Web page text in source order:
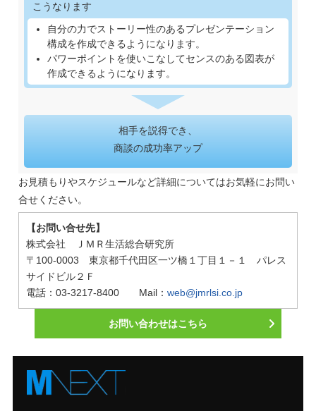
こうなります
自分の力でストーリー性のあるプレゼンテーション
構成を作成できるようになります。
パワーポイントを使いこなしてセンスのある図表が
作成できるようになります。
相手を説得でき、
商談の成功率アップ
お見積もりやスケジュールなど詳細についてはお気軽にお問い
合せください。
【お問い合せ先】
株式会社 ＪＭＲ生活総合研究所
〒100-0003 東京都千代田区一ツ橋１丁目１－１ パレス
サイドビル２Ｆ
電話：03-3217-8400 Mail：web@jmrlsi.co.jp
お問い合わせはこちら